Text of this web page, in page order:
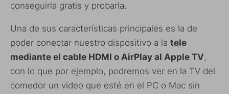
conseguirla gratis y probarla.
Una de sus características principales es la de
poder conectar nuestro dispositivo a la tele
mediante el cable HDMI o AirPlay al Apple TV,
con lo que por ejemplo, podremos ver en la TV del
comedor un video que esté en el PC o Mac sin